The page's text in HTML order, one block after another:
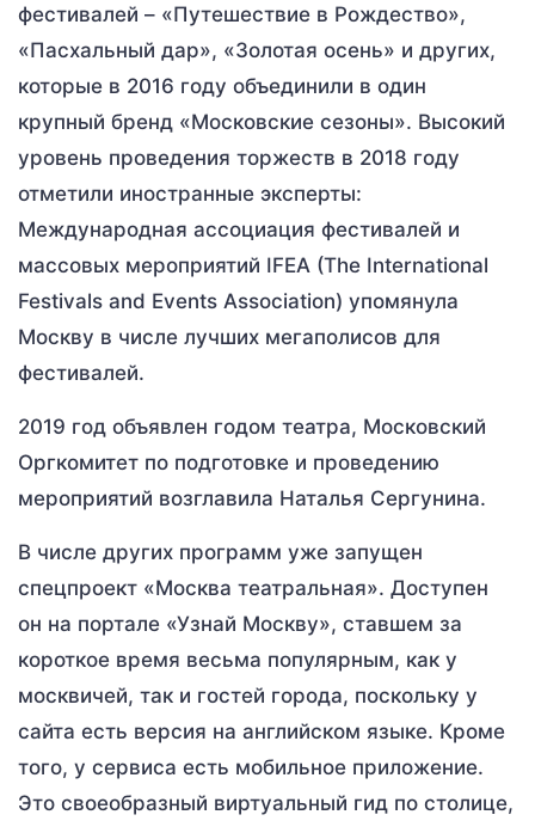
фестивалей – «Путешествие в Рождество»,
«Пасхальный дар», «Золотая осень» и других,
которые в 2016 году объединили в один
крупный бренд «Московские сезоны». Высокий
уровень проведения торжеств в 2018 году
отметили иностранные эксперты:
Международная ассоциация фестивалей и
массовых мероприятий IFEA (The International
Festivals and Events Association) упомянула
Москву в числе лучших мегаполисов для
фестивалей.
2019 год объявлен годом театра, Московский
Оргкомитет по подготовке и проведению
мероприятий возглавила Наталья Сергунина.
В числе других программ уже запущен
спецпроект «Москва театральная». Доступен
он на портале «Узнай Москву», ставшем за
короткое время весьма популярным, как у
москвичей, так и гостей города, поскольку у
сайта есть версия на английском языке. Кроме
того, у сервиса есть мобильное приложение.
Это своеобразный виртуальный гид по столице,